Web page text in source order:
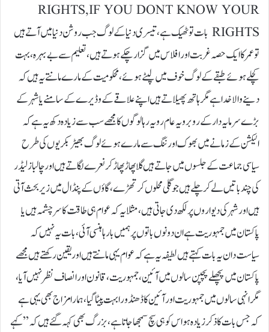
RIGHTS,IF YOU DONT KNOW YOUR
RIGHTS بات تو ٹھیک ہے، تیسری دنیا کے لوگ جب روشن دنیا میں آتے ہیں
تو عمر کا ایک حصہ غربت اور افلاس میں گزار چکے ہوتے ہیں، تعلیم سے بے بہرہ، بہت
کچلے ہوئے طبقے کے لوگ خوف میں لپٹے ہوئے، محکومیت کے مارے مانتے یہ ہیں کہ
دینے والا خدا ہے مگر ہاتھ پھیلاتے ہیں اپنے علاقے کے وڈیرے کے سامنے یا شہر کے
بڑے سرمایہ دار کے روبرو یہ عام رویہ رہا لوگوں کا مجھے سب سے زیادہ دکھ یہ ہے کہ
الیکشن کے زمانے میں بھوک اور ننگ سے مارے ہوئے لوگ بھیڑ بکریوں کی طرح
سیاسی جماعت کے جلسوں میں جاتے ہیں گلا پھاڑ پھاڑ کر نعرے لگاتے ہیں اور چالباز لیڈر
کی چند باتیں لے کر چلے ہیں جو گلی محلوں کر تھڑے، گاؤں کے پنڈال میں زیر بحث آتی
ہیں اور شہر کی دیواروں پر لکھ دی جاتی ہیں، مثلا یہ کہ عوام ہی طاقت کا سرچشمہ ہیں یا
پاکستان میں جمہوریت ہے ان دونوں باتوں پر ہمیں بارہا ہنسی آئی، بات یہ نہیں کہ
سیاست دان یہ بات کہتے ہیں لطیفہ یہ ہے کہ عوام یہی مانتے ہیں اور یقین رکھتے ہیں مجھے
پاکستان میں پچھلے پچپن سالوں میں آئین ، جمہوریت، قانون اور انصاف نظر نہیں آیا،
مگر انہی سالوں میں جمہوریت اور آئین کا ڈھنڈورا بہت پیٹا گیا، ہمارا مزاج بھی یہی ہے
کہ جس بات کا ذکر زیادہ ہو اس کو ہی سچ سمجھا جاتا ہے، بزرگ بھی کہہ گئے ہیں کہ ’’کہے